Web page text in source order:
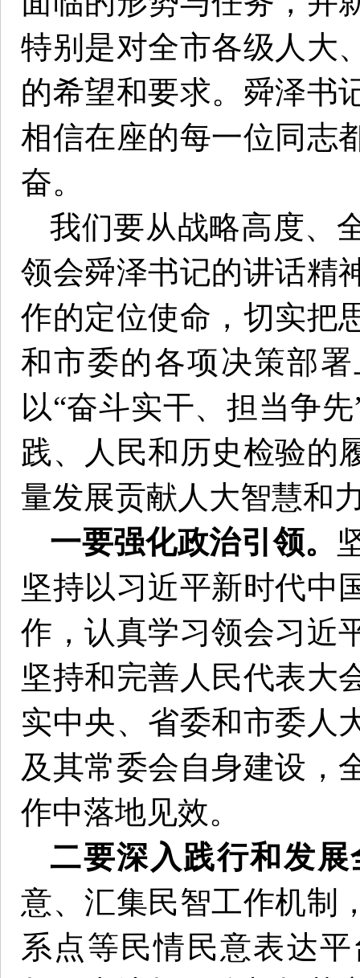
特别是对全市各级人大
的希望和要求。舜泽书
相信在座的每一位同志
奋。
我们要从战略高度、
领会舜泽书记的讲话精
作的定位使命，切实把
和市委的各项决策部
以“奋斗实干、担当争
践、人民和历史检验的
量发展贡献人大智慧和
一要强化政治引领。
坚持以习近平新时代中
作，认真学习领会习近
坚持和完善人民代表大
实中央、省委和市委人
及其常委会自身建设，
作中落地见效。
二要深入践行和发
意、汇集民智工作机制
系点等民情民意表达